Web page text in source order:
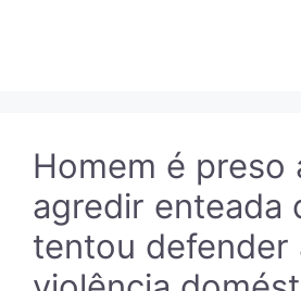
Homem é preso
agredir enteada
tentou defender